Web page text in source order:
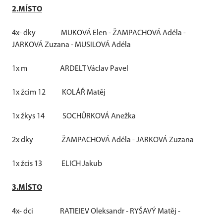
2.MÍSTO
4x- dky
MUKOVÁ Elen - ŽAMPACHOVÁ Adéla -
JARKOVÁ Zuzana - MUSILOVÁ Adéla
1x m ARDELT Václav Pavel
1x žcim 12 KOLÁŘ Matěj
1x žkys 14 SOCHŮRKOVÁ Anežka
2x dky ŽAMPACHOVÁ Adéla - JARKOVÁ Zuzana
1x žcis 13 ELICH Jakub
3.MÍSTO
4x- dci
RATIEIEV Oleksandr - RYŠAVÝ Matěj -